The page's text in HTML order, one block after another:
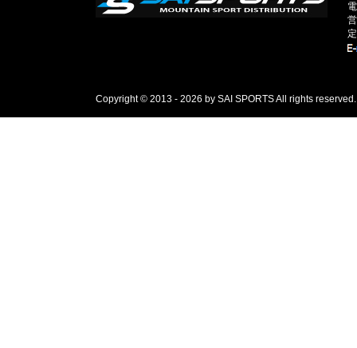
Copyright © 2013 - 2026 by SAI SPORTS All rights reserved.